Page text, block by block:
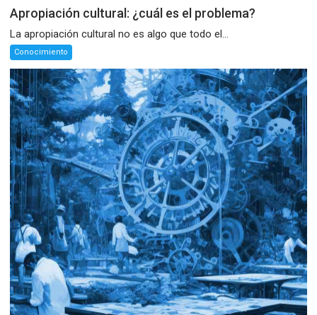
Apropiación cultural: ¿cuál es el problema?
La apropiación cultural no es algo que todo el...
Conocimiento